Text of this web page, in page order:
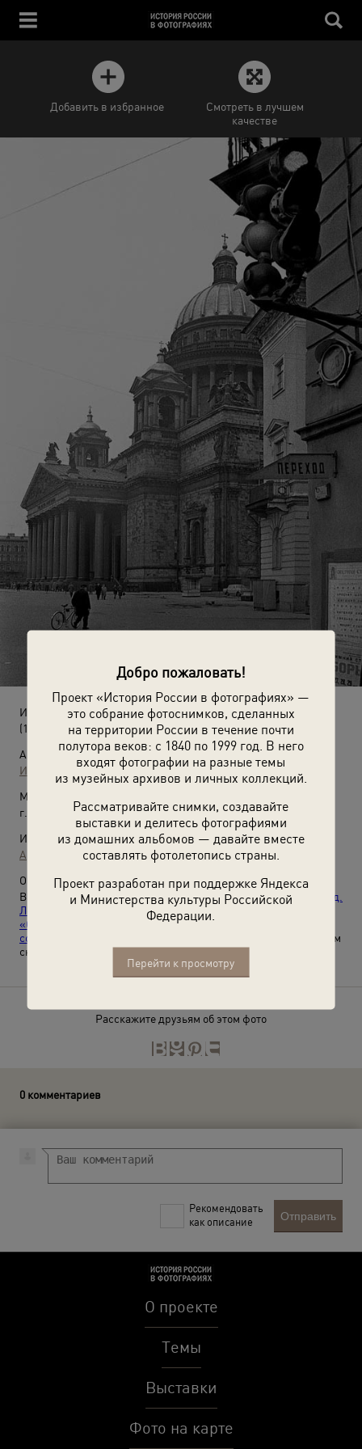
Добро пожаловать!
Проект «История России в фотографиях» —
это собрание фотоснимков, сделанных
на территории России в течение почти
полутора веков: с 1840 по 1999 год. В него
входят фотографии на разные темы
из музейных архивов и личных коллекций.
Рассматривайте снимки, создавайте
выставки и делитесь фотографиями
из домашних альбомов — давайте вместе
составлять фотолетопись страны.
Проект разработан при поддержке Яндекса
и Министерства культуры Российской
Федерации.
Перейти к просмотру
Добавить в избранное
Смотреть в лучшем
качестве
Из серии «Петроград. Ленинград. Санкт-Петербург»
(1970-е)
Автор:
Игорь Кравченко
Место съемки:
г. Ленинград
Источники:
Архив И. Кравченко
О фотографии:
Выставки:«Будни советского светофора»,«Серия "Петроград.
Ленинград. Санкт-Петербург" Игоря Кравченко»
«Огюст Монферран. Офицер наполеоновской армии и
создатель архитектурных шедевров Санкт-Петербурга»
с этим
снимком.
Расскажите друзьям об этом фото
0 комментариев
Рекомендовать
как описание
Отправить
О проекте
Темы
Выставки
Фото на карте